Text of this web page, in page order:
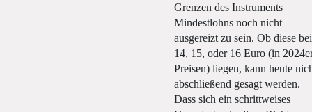
Grenzen des Instruments
Mindestlohns noch nicht
ausgereizt zu sein. Ob diese bei
14, 15, oder 16 Euro (in
Preisen) liegen, kann heute
abschließend gesagt werden.
Dass sich ein schrittweises